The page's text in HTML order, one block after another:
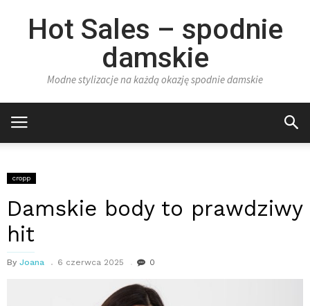
Hot Sales – spodnie
damskie
Modne stylizacje na każdą okazję spodnie damskie
cropp
Damskie body to prawdziwy
hit
By Joana 6 czerwca 2025 0